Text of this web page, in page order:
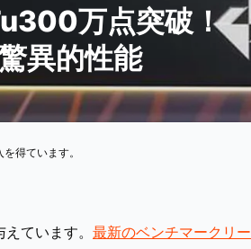
万点突破！
異的性能
得ています。
ています。 最新のベンチマークリー